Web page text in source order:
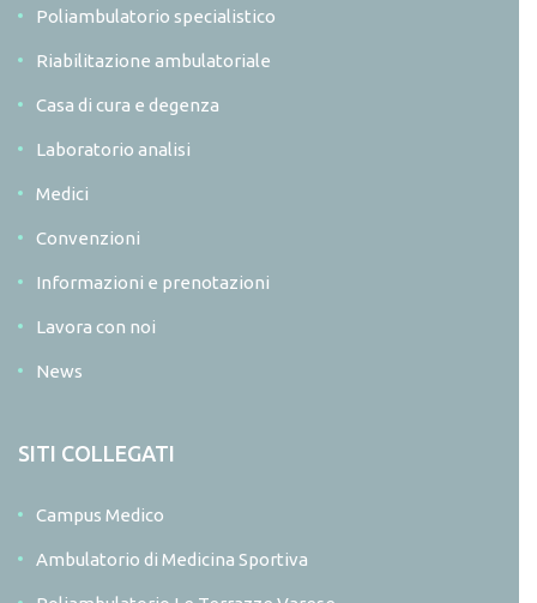
Poliambulatorio specialistico
Riabilitazione ambulatoriale
Casa di cura e degenza
Laboratorio analisi
Medici
Convenzioni
Informazioni e prenotazioni
Lavora con noi
News
SITI COLLEGATI
Campus Medico
Ambulatorio di Medicina Sportiva